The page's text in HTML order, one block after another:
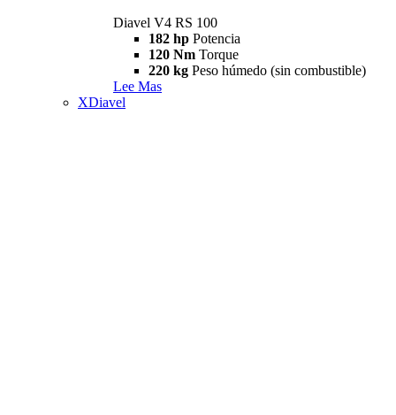
Diavel V4 RS 100
182 hp Potencia
120 Nm Torque
220 kg Peso húmedo (sin combustible)
Lee Mas
XDiavel